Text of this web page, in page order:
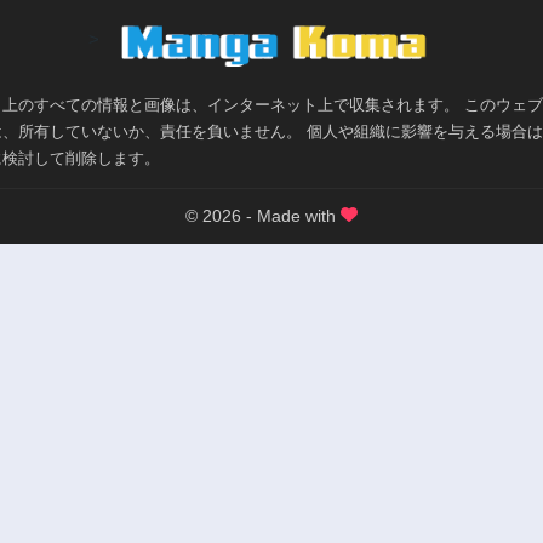
のすべての情報と画像は、インターネット上で収集されます。 このウェ
所有していないか、責任を負いません。 個人や組織に影響を与える場合
討して削除します。
© 2026 - Made with